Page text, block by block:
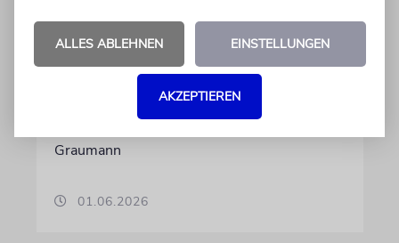
»Wir ehren unser langjähriges
Vorstandsmitglied Benjamin Bloch sel.A. und
erinnern damit an seinen Einsatz für die
Graumann
01.06.2026
ALLES ABLEHNEN EINSTELLUNGEN
AKZEPTIEREN